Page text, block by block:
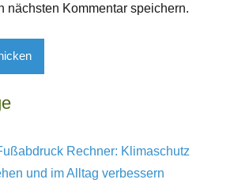
nächsten Kommentar speichern.
Rechner: Klimaschutz
und im Alltag verbessern